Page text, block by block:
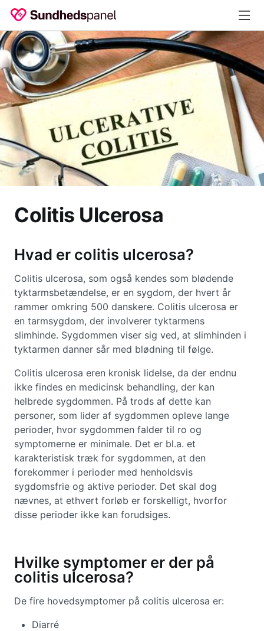
Colitis Ulcerosa
Hvad er colitis ulcerosa?
Colitis ulcerosa, som også kendes som blødende
tyktarmsbetændelse, er en sygdom, der hvert år
rammer omkring 500 danskere. Colitis ulcerosa er
en tarmsygdom, der involverer tyktarmens
slimhinde. Sygdommen viser sig ved, at slimhinden i
tyktarmen danner sår med blødning til følge.
Colitis ulcerosa eren kronisk lidelse, da der endnu
ikke findes en medicinsk behandling, der kan
helbrede sygdommen. På trods af dette kan
personer, som lider af sygdommen opleve lange
perioder, hvor sygdommen falder til ro og
symptomerne er minimale. Det er bl.a. et
karakteristisk træk for sygdommen, at den
forekommer i perioder med henholdsvis
sygdomsfrie og aktive perioder. Det skal dog
nævnes, at ethvert forløb er forskelligt, hvorfor
disse perioder ikke kan forudsiges.
Hvilke symptomer er der på
colitis ulcerosa?
De fire hovedsymptomer på colitis ulcerosa er:
Diarré